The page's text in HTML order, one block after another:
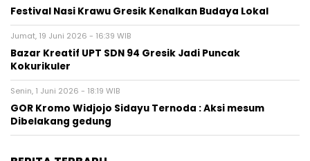
Festival Nasi Krawu Gresik Kenalkan Budaya Lokal
Jumat, 19 Juni 2026 - 16:39 WIB
Bazar Kreatif UPT SDN 94 Gresik Jadi Puncak
Kokurikuler
Senin, 1 Juni 2026 - 18:19 WIB
GOR Kromo Widjojo Sidayu Ternoda : Aksi mesum
Dibelakang gedung